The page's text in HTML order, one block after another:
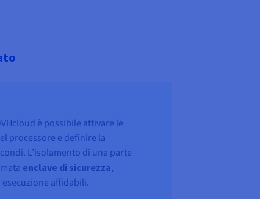
è possibile attivare le
processore e definire la
L’isolamento di una parte
enclave di sicurezza,
affidabili.